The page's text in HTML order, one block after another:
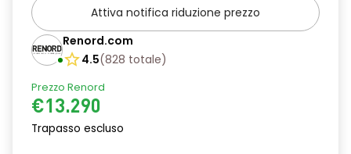
Attiva notifica riduzione prezzo
Renord.com
4.5(828 totale)
Prezzo Renord
€13.290
Trapasso escluso